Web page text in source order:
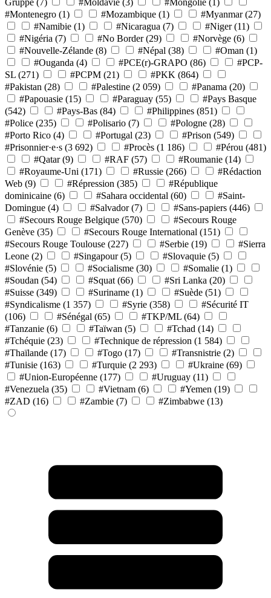
Gruppe (7) #Moldavie (3) #Mongolie (1)
#Montenegro (1) #Mozambique (1) #Myanmar (27)
#Namibie (1) #Nicaragua (7) #Niger (11)
#Nigéria (7) #No Border (29) #Norvège (6)
#Nouvelle-Zélande (8) #Népal (38) #Oman (1)
#Ouganda (4) #PCE(r)-GRAPO (86)
#PCP-
SL (271) #PCPM (21) #PKK (864)
#Pakistan (28) #Palestine (2 059) #Panama (20)
#Papouasie (15) #Paraguay (55)
#Pays Basque
(542)
#Pays-Bas (84) #Philippines (851)
#Police (235) #Polisario (7) #Pologne (28)
#Porto Rico (4) #Portugal (23) #Prison (549)
#Prisonnier·e·s (3 692) #Procès (1 186) #Pérou (481)
#Qatar (9) #RAF (57) #Roumanie (14)
#Royaume-Uni (171) #Russie (266)
#Rédaction
Web (9) #Répression (385)
#République
dominicaine (6) #Sahara occidental (60)
#Saint-
Domingue (4) #Salvador (7) #Sans-papiers (446)
#Secours Rouge Belgique (570)
#Secours Rouge
Genève (35) #Secours Rouge International (151)
#Secours Rouge Toulouse (227) #Serbie (19)
#Sierra
Leone (2) #Singapour (5) #Slovaquie (5)
#Slovénie (5) #Socialisme (30) #Somalie (1)
#Soudan (54) #Squat (66) #Sri Lanka (20)
#Suisse (349) #Suriname (1) #Suède (51)
#Syndicalisme (1 357) #Syrie (358)
#Sécurité IT
(106)
#Sénégal (65) #TKP/ML (64)
#Tanzanie (6) #Taïwan (5) #Tchad (14)
#Tchéquie (23) #Technique de répression (1 584)
#Thaïlande (17) #Togo (17) #Transnistrie (2)
#Tunisie (163) #Turquie (2 293) #Ukraine (69)
#Union-Européenne (177) #Uruguay (11)
#Venezuela (35) #Vietnam (6) #Yemen (19)
#ZAD (16) #Zambie (7) #Zimbabwe (13)